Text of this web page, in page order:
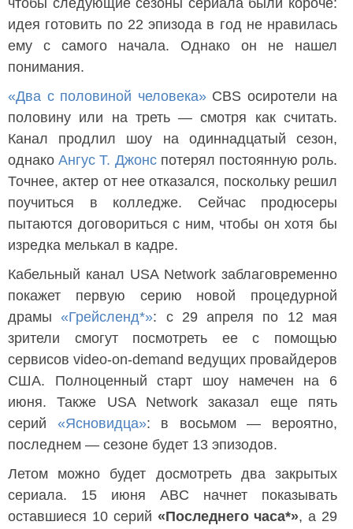
чтобы следующие сезоны сериала были короче:
идея готовить по 22 эпизода в год не нравилась
ему с самого начала. Однако он не нашел
понимания.
«Два с половиной человека»CBS осиротели на
половину или на треть — смотря как считать.
Канал продлил шоу на одиннадцатый сезон,
однакоАнгус Т. Джонспотерял постоянную роль.
Точнее, актер от нее отказался, поскольку решил
поучиться в колледже. Сейчас продюсеры
пытаются договориться с ним, чтобы он хотя бы
изредка мелькал в кадре.
Кабельный канал USA Network заблаговременно
покажет первую серию новой процедурной
драмы«Грейсленд*»: с 29 апреля по 12 мая
зрители смогут посмотреть ее с помощью
сервисов video-on-demand ведущих провайдеров
США. Полноценный старт шоу намечен на 6
июня. Также USA Network заказал еще пять
серий «Ясновидца»: в восьмом — вероятно,
последнем — сезоне будет 13 эпизодов.
Летом можно будет досмотреть два закрытых
сериала. 15 июня ABC начнет показывать
оставшиеся 10 серий «Последнего часа*», а 29